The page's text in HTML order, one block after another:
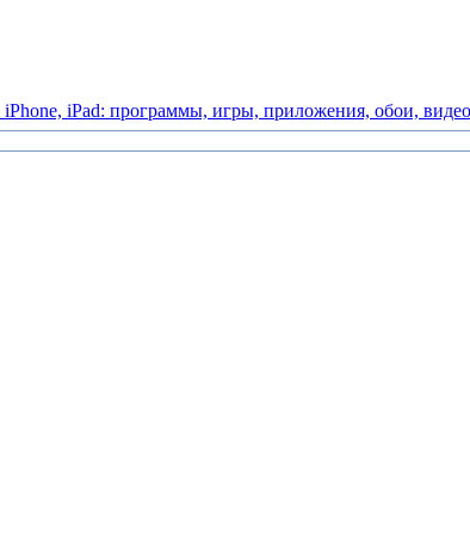
iPhone, iPad: программы, игры, приложения, обои, видео